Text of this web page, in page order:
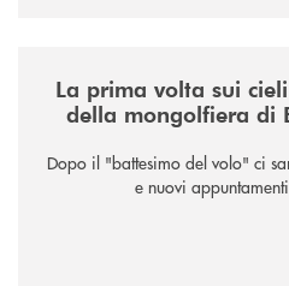
La prima volta sui
della mongolfiera di
Dopo il "battesimo del volo" ci
e nuovi